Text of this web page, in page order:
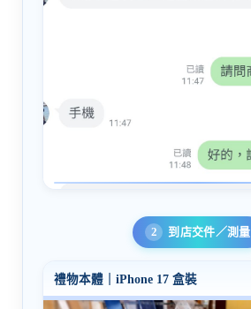
到店交件／測量
禮物本體｜iPhone 17 盒裝